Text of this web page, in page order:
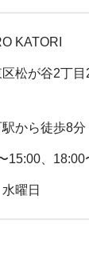
KATORI
松が谷2丁
から徒歩8分
15:00、18:00
曜日